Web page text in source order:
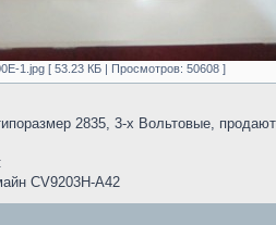
1.jpg [ 53.23 КБ | Просмотров: 50608 ]
2835, 3-х Вольтовые,
CV9203H-A42